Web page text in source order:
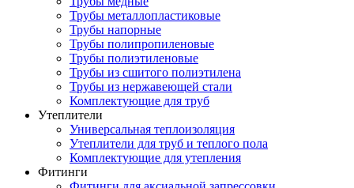
Трубы металлопластиковые
Трубы напорные
Трубы полипропиленовые
Трубы полиэтиленовые
Трубы из сшитого полиэтилена
Трубы из нержавеющей стали
Комплектующие для труб
Утеплители
Универсальная теплоизоляция
Утеплители для труб и теплого пола
Комплектующие для утепления
Фитинги